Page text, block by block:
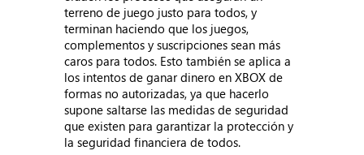
terreno de juego justo para todos, y
terminan haciendo que los juegos,
complementos y suscripciones sean más
caros para todos. Esto también se aplica a
los intentos de ganar dinero en XBOX de
formas no autorizadas, ya que hacerlo
supone saltarse las medidas de seguridad
que existen para garantizar la protección y
la seguridad financiera de todos.